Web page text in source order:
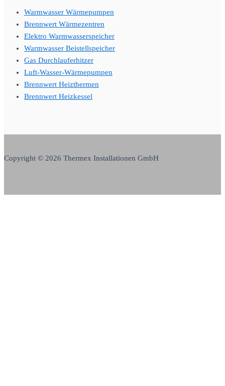
Warmwasser Wärmepumpen
Brennwert Wärmezentren
Elektro Warmwasserspeicher
Warmwasser Beistellspeicher
Gas Durchlauferhitzer
Luft-Wasser-Wärmepumpen
Brennwert Heizthermen
Brennwert Heizkessel
Copyright © 2026 Thermex Installationen GmbH